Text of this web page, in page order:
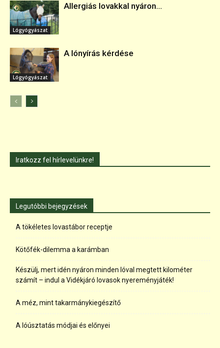
Lógyógyászat
Allergiás lovakkal nyáron...
Lógyógyászat
A lónyírás kérdése
Iratkozz fel hírlevelünkre!
Legutóbbi bejegyzések
A tökéletes lovastábor receptje
Kötőfék-dilemma a karámban
Készülj, mert idén nyáron minden lóval megtett kilométer
számít – indul a Vidékjáró lovasok nyereményjáték!
A méz, mint takarmánykiegészítő
A lóúsztatás módjai és előnyei